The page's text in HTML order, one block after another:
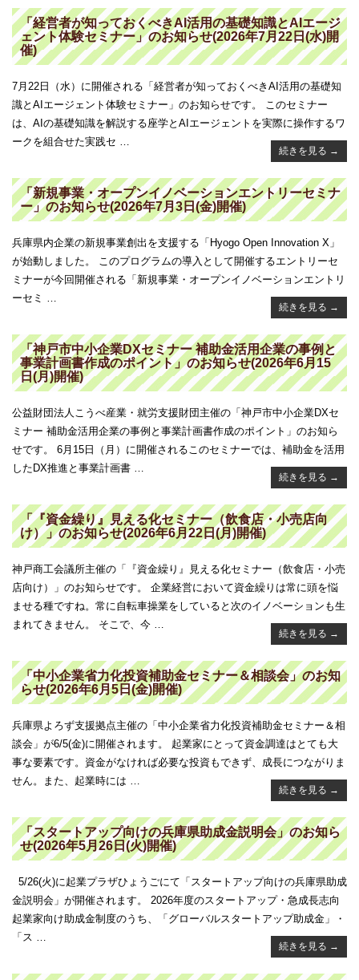
「経営者が知っておくべきAI活用の基礎知識とAIエージ
ェント体験セミナー」のお知らせ(2026年7月22日(水)開
催)
7月22日（水）に開催される「経営者が知っておくべきAI活用の基礎知
識とAIエージェント体験セミナー」のお知らせです。 このセミナー
は、AIの基礎知識を解説する座学とAIエージェントを実際に操作するワ
ークを組合せた実践セ …
続きを見る →
「新規事業・オープンイノベーションエントリーセミナ
ー」のお知らせ(2026年7月3日(金)開催)
兵庫県内企業の新規事業創出を支援する「Hyogo Open Innovation X」
が始動しました。 このプログラムの導入として開催するエントリーセ
ミナーが今回開催される「新規事業・オープンイノベーションエントリ
ーセミ …
続きを見る →
「神戸市中小企業DXセミナー 補助金活用企業の事例と
事業計画書作成のポイント」のお知らせ(2026年6月15
日(月)開催)
公益財団法人こうべ産業・就労支援財団主催の「神戸市中小企業DXセ
ミナー 補助金活用企業の事例と事業計画書作成のポイント」のお知ら
せです。 6月15日（月）に開催されるこのセミナーでは、補助金を活用
したDX推進と事業計画書 …
続きを見る →
「『資金繰り』見える化セミナー（飲食店・小売店向
け）」のお知らせ(2026年6月22日(月)開催)
神戸商工会議所主催の「『資金繰り』見える化セミナー（飲食店・小売
店向け）」のお知らせです。 企業経営において資金繰りは常に頭を悩
ませる種ですね。常に自転車操業をしていると次のイノベーションも生
まれてきません。 そこで、今 …
続きを見る →
「中小企業省力化投資補助金セミナー＆相談会」のお知
らせ(2026年6月5日(金)開催)
兵庫県よろず支援拠点主催の「中小企業省力化投資補助金セミナー＆相
談会」が6/5(金)に開催されます。 起業家にとって資金調達はとても大
事な要素です。資金がなければ必要な投資もできず、成長につながりま
せん。また、起業時には …
続きを見る →
「スタートアップ向けの兵庫県助成金説明会」のお知ら
せ(2026年5月26日(火)開催)
5/26(火)に起業プラザひょうごにて「スタートアップ向けの兵庫県助成
金説明会」が開催されます。 2026年度のスタートアップ・急成長志向
起業家向け助成金制度のうち、「グローバルスタートアップ助成金」・
「ス …
続きを見る →